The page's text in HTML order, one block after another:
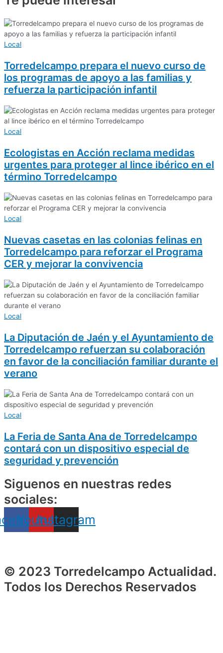
Local
Torredelcampo prepara el nuevo curso de
los programas de apoyo a las familias y
refuerza la participación infantil
Local
Ecologistas en Acción reclama medidas
urgentes para proteger al lince ibérico en el
término Torredelcampo
Local
Nuevas casetas en las colonias felinas en
Torredelcampo para reforzar el Programa
CER y mejorar la convivencia
Local
La Diputación de Jaén y el Ayuntamiento de
Torredelcampo refuerzan su colaboración
en favor de la conciliación familiar durante el
verano
Local
La Feria de Santa Ana de Torredelcampo
contará con un dispositivo especial de
seguridad y prevención
Siguenos en nuestras redes
sociales:
Youtube
Instagram
© 2023 Torredelcampo Actualidad.
Todos los Derechos Reservados